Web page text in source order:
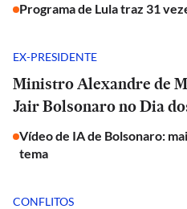
Programa de Lula traz 31
EX-PRESIDENTE
Ministro Alexandre de
Jair Bolsonaro no Dia
Vídeo de IA de Bolsonaro:
tema
CONFLITOS